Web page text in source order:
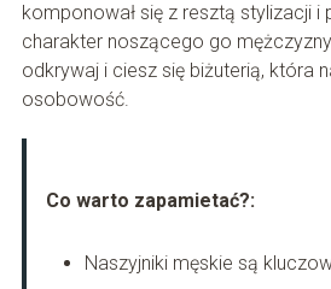
komponował się z resztą stylizacji i
charakter noszącego go
odkrywaj i ciesz się biżuterią, która
osobowość.
Co warto zapamietać?:
Naszyjniki męskie są